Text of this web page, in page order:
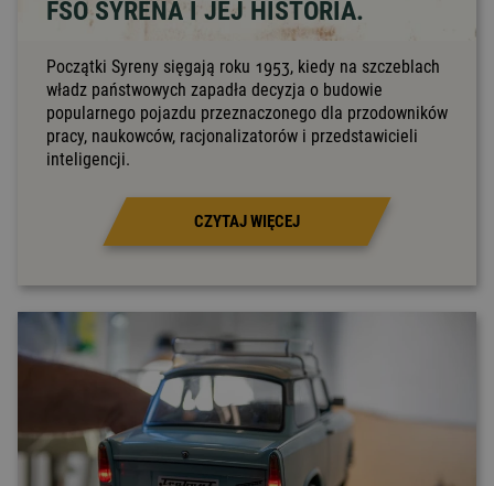
FSO SYRENA I JEJ HISTORIA.
Początki Syreny sięgają roku 1953, kiedy na szczeblach
władz państwowych zapadła decyzja o budowie
popularnego pojazdu przeznaczonego dla przodowników
pracy, naukowców, racjonalizatorów i przedstawicieli
inteligencji.
CZYTAJ WIĘCEJ